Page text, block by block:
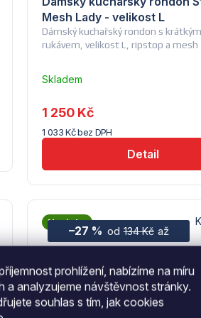
prohlížení, nabízíme na míru
a analyzujeme návštěvnost stránky.
souhlas s tím, jak cookies
Dámský kuchařský rondon s krátkým
rukávem, velikost L, ripstop a mesh
Mesh Lady - velikost L
Skladem
dodavatele
(14)
1 033 Kč bez DPH
1 250 Kč
Detail
Novinka
od 134 Kč až
–27 %